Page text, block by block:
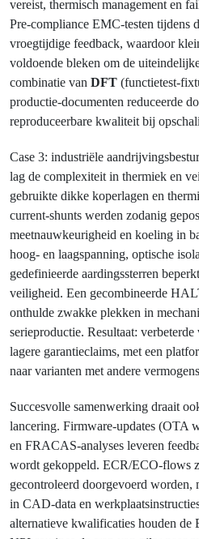
vereist, thermisch management en
Pre‑compliance EMC‑testen tijdens
vroegtijdige feedback, waardoor
voldoende bleken om de
combinatie van DFT
productie‑documenten reduceerde
reproduceerbare kwaliteit bij
Case 3: industriële
lag de complexiteit in thermiek en
gebruikte dikke koperlagen en
current‑shunts werden zodanig
meetnauwkeurigheid en koeling in
hoog‑ en laagspanning, optische
gedefinieerde aardingssterren
veiligheid. Een gecombineerde
onthulde zwakke plekken in
serieproductie. Resultaat:
lagere garantieclaims, met een
naar varianten met andere
Succesvolle samenwerking draait
lancering. Firmware‑updates (OTA
en FRACAS‑analyses leveren
wordt gekoppeld. ECR/ECO‑flows
gecontroleerd doorgevoerd worden,
in CAD‑data en
alternatieve kwalificaties houden